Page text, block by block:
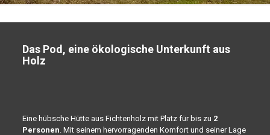
Das Pod, eine ökologische Unterkunft aus
Holz
Eine hübsche Hütte aus Fichtenholz mit Platz für bis zu 2
Personen. Mit seinem hervorragenden Komfort und seiner Lage